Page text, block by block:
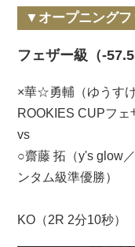
▼オープニングフ
フェザー級（-
×華☆勇輔（ゆうす
ROOKIES CUPフェ
vs
○齋藤 拓（y's glow
ンタム級準優勝）
KO（2R 2分10秒）